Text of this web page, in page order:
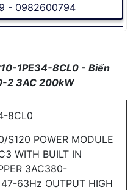
- 0982600794
1PE34-8CL0 - Biến
2 3AC 200kW
8CL0
S120 POWER MODULE
WITH BUILT IN
3AC380-
63Hz OUTPUT HIGH